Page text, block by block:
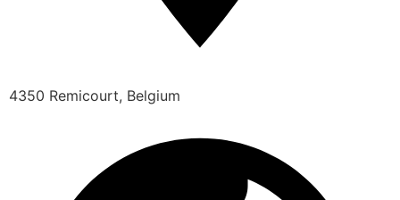
4350 Remicourt, Belgium